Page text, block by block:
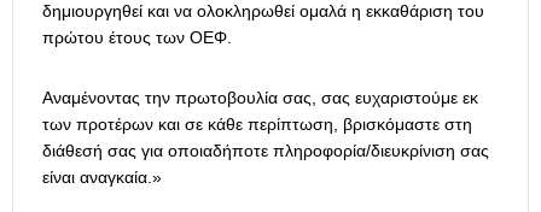
δημιουργηθεί και να ολοκληρωθεί ομαλά η εκκαθάριση του
πρώτου έτους των ΟΕΦ.
Αναμένοντας την πρωτοβουλία σας, σας ευχαριστούμε εκ
των προτέρων και σε κάθε περίπτωση, βρισκόμαστε στη
διάθεσή σας για οποιαδήποτε πληροφορία/διευκρίνιση σας
είναι αναγκαία.»